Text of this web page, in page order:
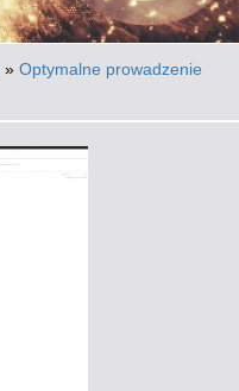
» Optymalne prowadzenie